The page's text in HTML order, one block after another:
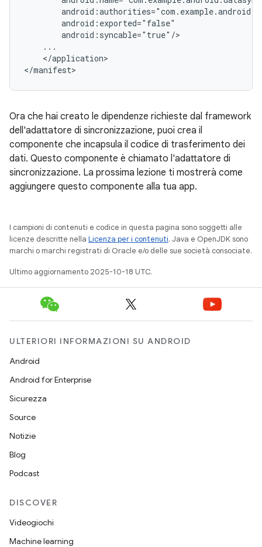
</application>
</manifest>
Ora che hai creato le dipendenze richieste dal framework
dell'adattatore di sincronizzazione, puoi crea il
componente che incapsula il codice di trasferimento dei
dati. Questo componente è chiamato l'adattatore di
sincronizzazione. La prossima lezione ti mostrerà come
aggiungere questo componente alla tua app.
I campioni di contenuti e codice in questa pagina sono soggetti alle
licenze descritte nella Licenza per i contenuti. Java e OpenJDK sono
marchi o marchi registrati di Oracle e/o delle sue società consociate.
Ultimo aggiornamento 2025-10-18 UTC.
ULTERIORI INFORMAZIONI SU ANDROID
Android
Android for Enterprise
Sicurezza
Source
Notizie
Blog
Podcast
DISCOVER
Videogiochi
Machine learning